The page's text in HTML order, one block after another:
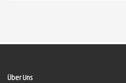
Über Uns